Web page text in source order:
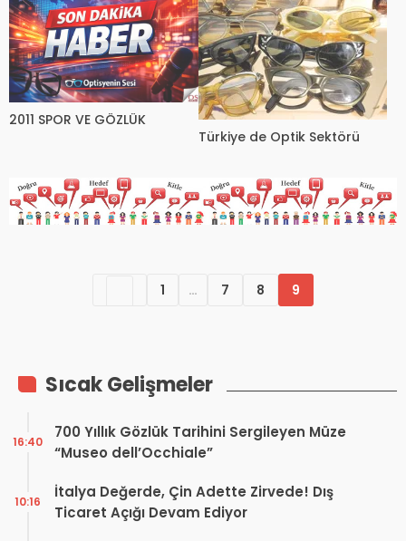
2011 SPOR VE GÖZLÜK
Türkiye de Optik Sektörü
1 … 7 8 9
Sıcak Gelişmeler
700 Yıllık Gözlük Tarihini Sergileyen Müze
“Museo dell’Occhiale”
16:40
İtalya Değerde, Çin Adette Zirvede! Dış
Ticaret Açığı Devam Ediyor
10:16